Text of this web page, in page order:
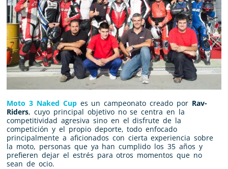
Moto 3 Naked Cupes un campeonato creado por Rav-
Riders, cuyo principal objetivo no se centra en la
competitividad agresiva sino en el disfrute de la
competición y el propio deporte, todo enfocado
principalmente a aficionados con cierta experiencia sobre
la moto, personas que ya han cumplido los 35 años y
prefieren dejar el estrés para otros momentos que no
sean de ocio.